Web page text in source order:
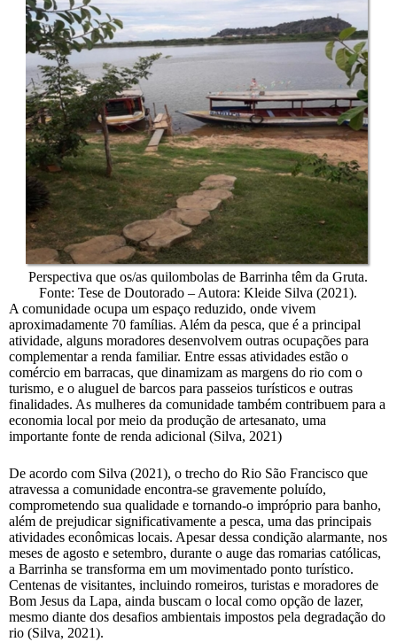
Perspectiva que os/as quilombolas de Barrinha têm da Gruta.
Fonte: Tese de Doutorado – Autora: Kleide Silva (2021).
A comunidade ocupa um espaço reduzido, onde vivem
aproximadamente 70 famílias. Além da pesca, que é a principal
atividade, alguns moradores desenvolvem outras ocupações para
complementar a renda familiar. Entre essas atividades estão o
comércio em barracas, que dinamizam as margens do rio com o
turismo, e o aluguel de barcos para passeios turísticos e outras
finalidades. As mulheres da comunidade também contribuem para a
economia local por meio da produção de artesanato, uma
importante fonte de renda adicional (Silva, 2021)
De acordo com Silva (2021), o trecho do Rio São Francisco que
atravessa a comunidade encontra-se gravemente poluído,
comprometendo sua qualidade e tornando-o impróprio para banho,
além de prejudicar significativamente a pesca, uma das principais
atividades econômicas locais. Apesar dessa condição alarmante, nos
meses de agosto e setembro, durante o auge das romarias católicas,
a Barrinha se transforma em um movimentado ponto turístico.
Centenas de visitantes, incluindo romeiros, turistas e moradores de
Bom Jesus da Lapa, ainda buscam o local como opção de lazer,
mesmo diante dos desafios ambientais impostos pela degradação do
rio (Silva, 2021).